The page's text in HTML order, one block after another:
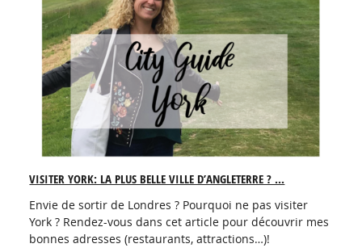
VISITER YORK: LA PLUS BELLE VILLE D’ANGLETERRE ? ...
Envie de sortir de Londres ? Pourquoi ne pas visiter
York ? Rendez-vous dans cet article pour découvrir mes
bonnes adresses (restaurants, attractions…)!